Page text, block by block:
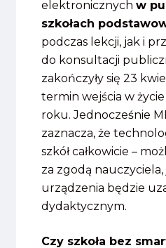
elektronicznych w
szkołach
podczas lekcji, jak i
do konsultacji
zakończyły się 23
termin wejścia w
roku. Jednocześnie
zaznacza, że
szkół całkowicie –
za zgodą
urządzenia będzie
dydaktycznym.
Czy szkoła bez